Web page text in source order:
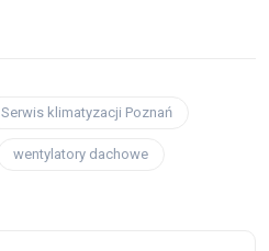
Serwis klimatyzacji Poznań
wentylatory dachowe